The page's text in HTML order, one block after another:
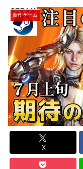
新作ゲーム
X